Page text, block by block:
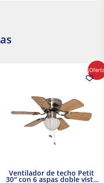
Ventilador de techo Petit
30″ con 6 aspas doble vista
$1,450.23.
precio
actual